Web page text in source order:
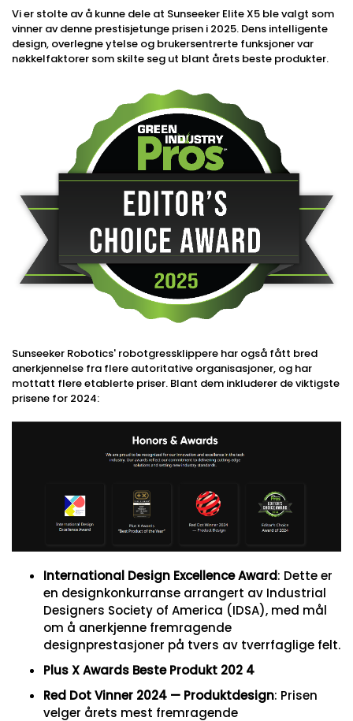
Vi er stolte av å kunne dele at Sunseeker Elite X5 ble valgt som
vinner av denne prestisjetunge prisen i 2025. Dens intelligente
design, overlegne ytelse og brukersentrerte funksjoner var
nøkkelfaktorer som skilte seg ut blant årets beste produkter.
Sunseeker Robotics' robotgressklippere har også fått bred
anerkjennelse fra flere autoritative organisasjoner, og har
mottatt flere etablerte priser. Blant dem inkluderer de viktigste
prisene for 2024:
International Design Excellence Award: Dette er
en designkonkurranse arrangert av Industrial
Designers Society of America (IDSA), med mål
om å anerkjenne fremragende
designprestasjoner på tvers av tverrfaglige felt.
Plus X Awards Beste Produkt 202 4
Red Dot Vinner 2024 — Produktdesign: Prisen
velger årets mest fremragende